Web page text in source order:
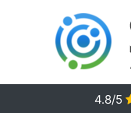
4.8/5